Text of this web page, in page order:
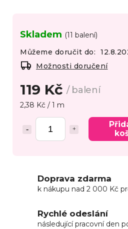
119 Kč/ balení
2,38 Kč / 1 m
Skladem (11 balení)
Můžeme doručit do:
Možnosti doručení
Doprava zdarma
k nákupu nad 2 000 Kč
Rychlé odeslání
následující pracovní den